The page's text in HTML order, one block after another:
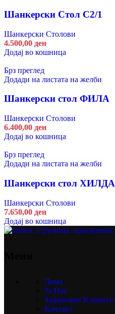
Шанкерски Стол С2/1
Шанкерски Столови
4.500,00 ден
Додај во кошница
Брз преглед
Додади на листата на желби
Шанкерски стол ФИЛА
Шанкерски Столови
6.400,00 ден
Додај во кошница
Брз преглед
Додади на листата на желби
Шанкерски стол ХИЛДА
Шанкерски Столови
7.650,00 ден
Додај во кошница
Дома
За Нас
Задоволни Клиенти
Контакт